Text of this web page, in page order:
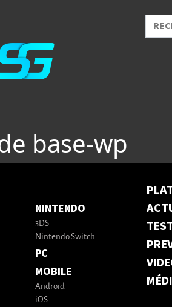
base-wp
NINTENDO
3DS
Nintendo Switch
PC
MOBILE
Android
iOS